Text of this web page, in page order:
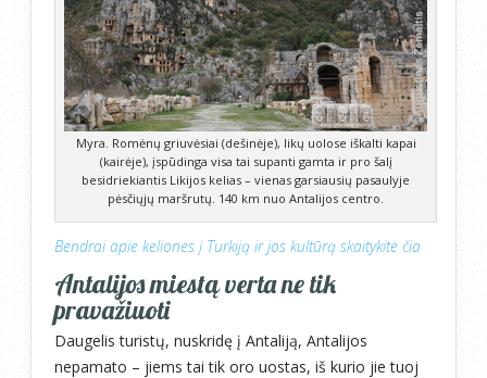
Myra. Romėnų griuvėsiai (dešinėje), likų uolose iškalti kapai
(kairėje), įspūdinga visa tai supanti gamta ir pro šalį
besidriekiantis Likijos kelias – vienas garsiausių pasaulyje
pėsčiųjų maršrutų. 140 km nuo Antalijos centro.
Bendrai apie keliones į Turkiją ir jos kultūrą skaitykite čia
Antalijos miestą verta ne tik
pravažiuoti
Daugelis turistų, nuskridę į Antaliją, Antalijos
nepamato – jiems tai tik oro uostas, iš kurio jie tuoj